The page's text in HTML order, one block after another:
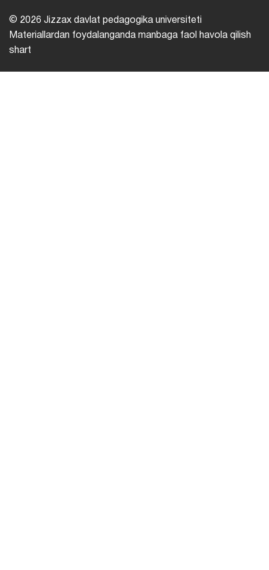
© 2026 Jizzax davlat pedagogika universiteti
Materiallardan foydalanganda manbaga faol havola qilish
shart